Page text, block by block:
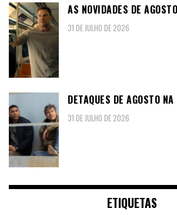
AS NOVIDADES DE
31 DE JULHO DE 2026
DETAQUES DE AGOSTO
31 DE JULHO DE 2026
ETIQUETAS